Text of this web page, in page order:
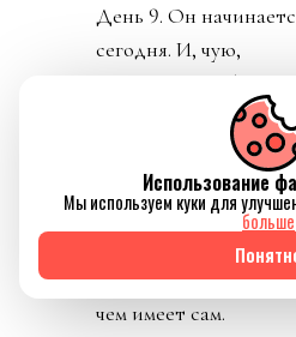
День 9. Он
сегодня. И, чую,
новостей еще будет.
Что же можно понять
пока развивается
история?
Никто не может
передать прав
чем имеет сам.
Использование
Мы используем куки для
больше